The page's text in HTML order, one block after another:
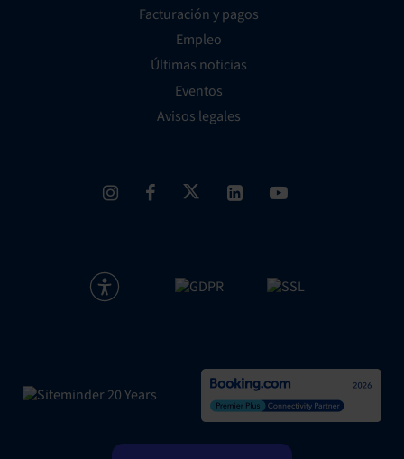
Facturación y pagos
Empleo
Últimas noticias
Eventos
Avisos legales